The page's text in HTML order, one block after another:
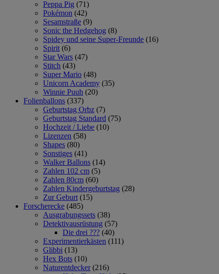
Peppa Pig (71)
Pokémon (42)
Sesamstraße (9)
Sonic the Hedgehog (8)
Spidey und seine Super-Freunde (16)
Spirit (6)
Star Wars (47)
Stitch (43)
Super Mario (48)
Unicorn Academy (35)
Winnie Puuh (20)
Folienballons (337)
Geburtstag Orbz (7)
Geburtstag Standard (75)
Hochzeit / Liebe (10)
Lizenzen (58)
Shapes (80)
Sonstiges (41)
Walker Ballons (14)
Zahlen 102 cm (5)
Zahlen 80cm (60)
Zahlen Kindergeburtstag (28)
Zur Geburt (15)
Forscherecke (485)
Ausgrabungssets (38)
Detektivausrüstung (57)
Die drei ??? (40)
Experimentierkästen (111)
Glibbi (13)
Hex Bots (10)
Naturentdecker (216)